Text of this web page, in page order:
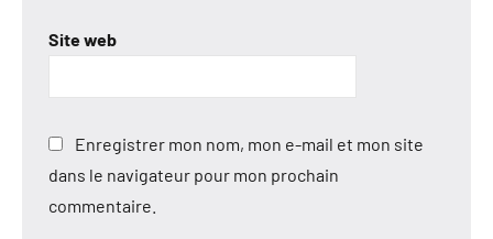
Site web
Enregistrer mon nom, mon e-mail et mon site
dans le navigateur pour mon prochain
commentaire.